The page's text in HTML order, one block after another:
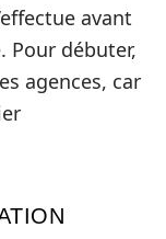
avant
Pour débuter,
agences, car